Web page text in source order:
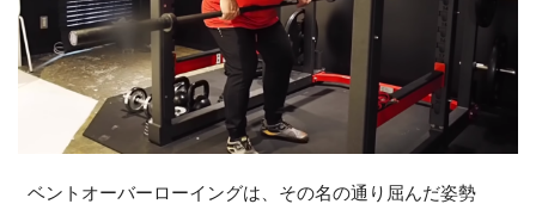
ベントオーバーローイングは、その名の通り屈んだ姿勢